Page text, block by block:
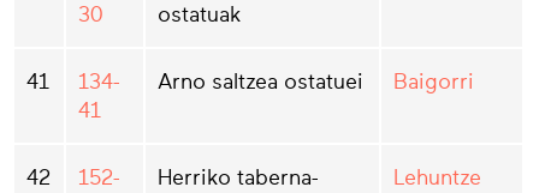
30
ostatuak
41
134-
41
Arno saltzea ostatuei Baigorri
42
152-
Herriko taberna-
Lehuntze